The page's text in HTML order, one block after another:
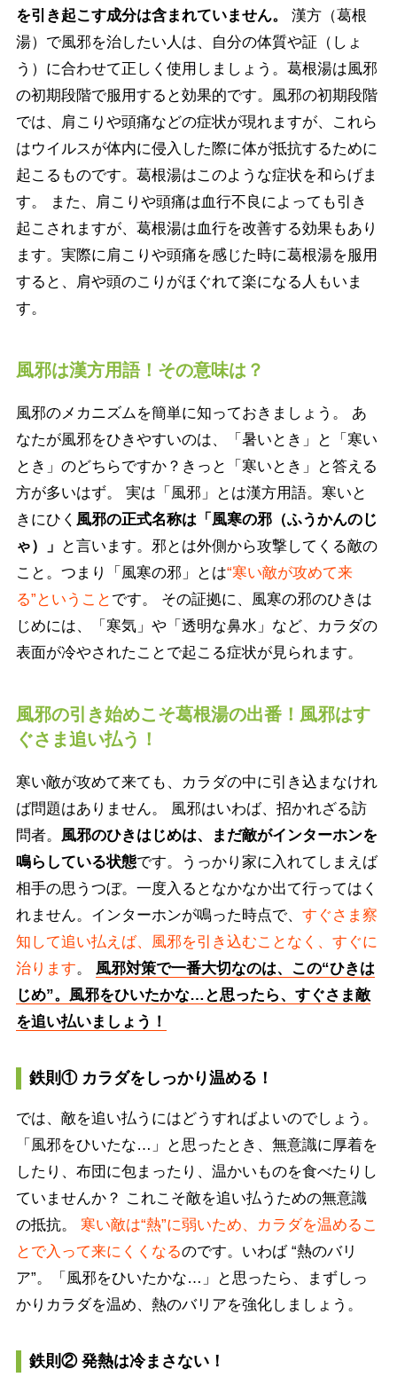
を引き起こす成分は含まれていません。
漢方（葛根
湯）で風邪を治したい人は、自分の体質や証（しょ
う）に合わせて正しく使用しましょう。葛根湯は風邪
の初期段階で服用すると効果的です。風邪の初期段階
では、肩こりや頭痛などの症状が現れますが、これら
はウイルスが体内に侵入した際に体が抵抗するために
起こるものです。葛根湯はこのような症状を和らげま
す。 また、肩こりや頭痛は血行不良によっても引き
起こされますが、葛根湯は血行を改善する効果もあり
ます。実際に肩こりや頭痛を感じた時に葛根湯を服用
すると、肩や頭のこりがほぐれて楽になる人もいま
す。
風邪は漢方用語！その意味は？
風邪のメカニズムを簡単に知っておきましょう。 あ
なたが風邪をひきやすいのは、「暑いとき」と「寒い
とき」のどちらですか？きっと「寒いとき」と答える
方が多いはず。 実は「風邪」とは漢方用語。寒いと
きにひく 風邪の正式名称は「風寒の邪（ふうかんのじ
ゃ）」
と言います。邪とは外側から攻撃してくる敵の
こと。つまり「風寒の邪」とは“寒い敵が攻めて来
る”ということ です。 その証拠に、風寒の邪のひきは
じめには、「寒気」や「透明な鼻水」など、カラダの
表面が冷やされたことで起こる症状が見られます。
風邪の引き始めこそ葛根湯の出番！風邪はす
ぐさま追い払う！
寒い敵が攻めて来ても、カラダの中に引き込まなけれ
ば問題はありません。 風邪はいわば、招かれざる訪
問者。 風邪のひきはじめは、まだ敵がインターホンを
鳴らしている状態です。うっかり家に入れてしまえば
相手の思うつぼ。一度入るとなかなか出て行ってはく
れません。インターホンが鳴った時点で、 すぐさま察
知して追い払えば、風邪を引き込むことなく、すぐに
治ります。 風邪対策で一番大切なのは、この“ひきは
じめ”。風邪をひいたかな…と思ったら、すぐさま敵
を追い払いましょう！
鉄則① カラダをしっかり温める！
では、敵を追い払うにはどうすればよいのでしょう。
「風邪をひいたな…」と思ったとき、無意識に厚着を
したり、布団に包まったり、温かいものを食べたりし
ていませんか？ これこそ敵を追い払うための無意識
の抵抗。 寒い敵は“熱”に弱いため、カラダを温めるこ
とで入って来にくくなるのです。いわば “熱のバリ
ア”。「風邪をひいたかな…」と思ったら、まずしっ
かりカラダを温め、熱のバリアを強化しましょう。
鉄則② 発熱は冷まさない！